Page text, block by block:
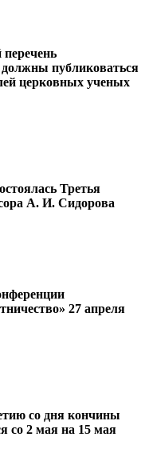
публиковаться
церковных ученых
Третья
А. И. Сидорова
27 апреля
со дня кончины
со 2 мая на 15 мая